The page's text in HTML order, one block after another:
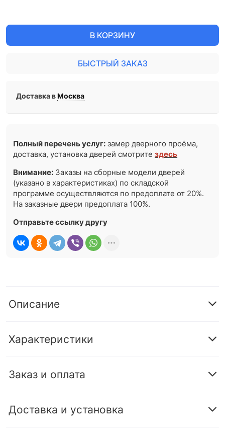
В КОРЗИНУ
БЫСТРЫЙ ЗАКАЗ
Доставка вМосква
Полный перечень услуг: замер дверного проёма,
доставка, установка дверей смотритездесь
Внимание: Заказы на сборные модели дверей
(указано в характеристиках) по складской
программе осуществляются по предоплате от 20%.
На заказные двери предоплата 100%.
Отправьте ссылку другу
Описание
Характеристики
Заказ и оплата
Доставка и установка